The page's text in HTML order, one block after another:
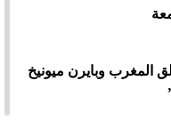
المغرب وبايرن ميونيخ